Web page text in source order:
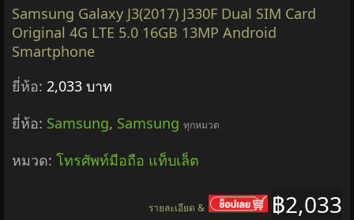
Samsung Galaxy J3(2017) J330F Dual SIM Card
Original 4G LTE 5.0 16GB 13MP Android
Smartphone
ยี่ห้อ: 2,033 บาท
ยี่ห้อ: Samsung, Samsung ทุกหมวด
หมวด: โทรศัพท์มือถือ แท็บเล็ต
฿2,033
รายละเอียด &